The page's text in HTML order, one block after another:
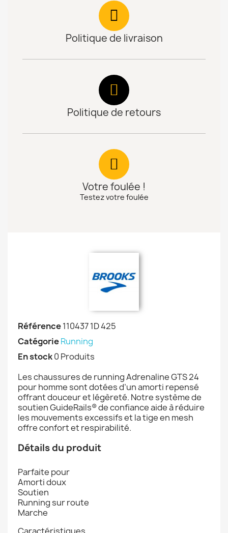
Politique de livraison
Politique de retours
Votre foulée !
Testez votre foulée
Référence110437 1D 425
CatégorieRunning
En stock0 Produits
Les chaussures de running Adrenaline GTS 24
pour homme sont dotées d’un amorti repensé
offrant douceur et légèreté. Notre système de
soutien GuideRails® de confiance aide à réduire
les mouvements excessifs et la tige en mesh
offre confort et respirabilité.
Détails du produit
Parfaite pour
Amorti doux
Soutien
Running sur route
Marche